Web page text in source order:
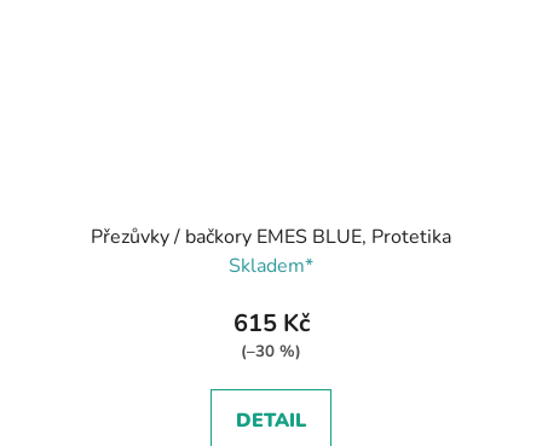
Přezůvky / bačkory EMES BLUE, Protetika
Skladem*
615 Kč
(–30 %)
DETAIL